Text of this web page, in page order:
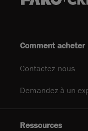
Comment acheter
Contactez-nous
Demandez à un
Ressources